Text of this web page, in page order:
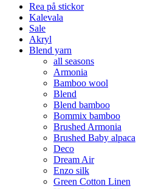
Rea på stickor
Kalevala
Sale
Akryl
Blend yarn
all seasons
Armonia
Bamboo wool
Blend
Blend bamboo
Bommix bamboo
Brushed Armonia
Brushed Baby alpaca
Deco
Dream Air
Enzo silk
Green Cotton Linen